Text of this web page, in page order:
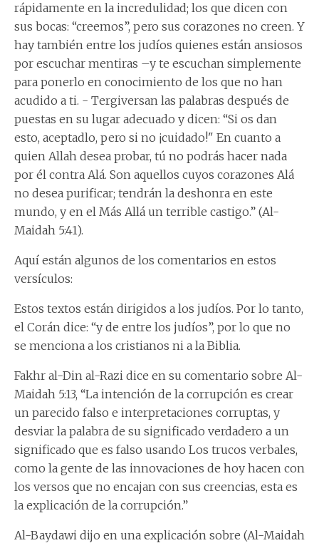
rápidamente en la incredulidad; los que dicen con
sus bocas: “creemos”, pero sus corazones no creen. Y
hay también entre los judíos quienes están ansiosos
por escuchar mentiras –y te escuchan simplemente
para ponerlo en conocimiento de los que no han
acudido a ti. - Tergiversan las palabras después de
puestas en su lugar adecuado y dicen: “Si os dan
esto, aceptadlo, pero si no ¡cuidado!" En cuanto a
quien Allah desea probar, tú no podrás hacer nada
por él contra Alá. Son aquellos cuyos corazones Alá
no desea purificar; tendrán la deshonra en este
mundo, y en el Más Allá un terrible castigo.” (Al-
Maidah 5:41).
Aquí están algunos de los comentarios en estos
versículos:
Estos textos están dirigidos a los judíos. Por lo tanto,
el Corán dice: “y de entre los judíos”, por lo que no
se menciona a los cristianos ni a la Biblia.
Fakhr al-Din al-Razi dice en su comentario sobre Al-
Maidah 5:13, “La intención de la corrupción es crear
un parecido falso e interpretaciones corruptas, y
desviar la palabra de su significado verdadero a un
significado que es falso usando Los trucos verbales,
como la gente de las innovaciones de hoy hacen con
los versos que no encajan con sus creencias, esta es
la explicación de la corrupción.”
Al-Baydawi dijo en una explicación sobre (Al-Maidah